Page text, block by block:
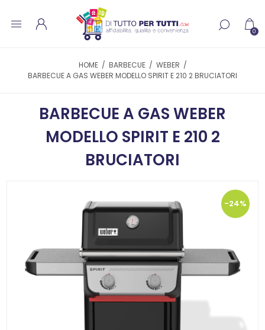
0
HOME / BARBECUE / WEBER /
BARBECUE A GAS WEBER MODELLO SPIRIT E 210 2 BRUCIATORI
BARBECUE A GAS WEBER
MODELLO SPIRIT E 210 2
BRUCIATORI
-24%